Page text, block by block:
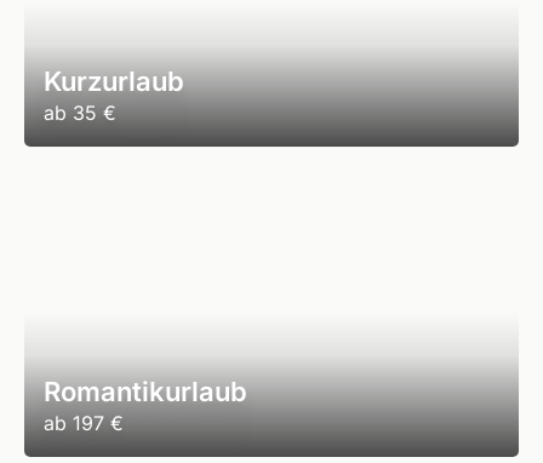
Kurzurlaub
ab 35 €
Romantikurlaub
ab 197 €